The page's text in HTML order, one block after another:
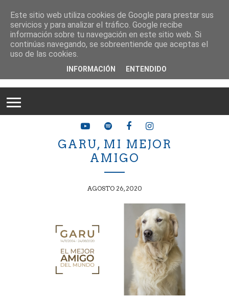
GARU, MI MEJOR
AMIGO
AGOSTO 26, 2020
Este sitio web utiliza cookies de Google para prestar sus
servicios y para analizar el tráfico. Google recibe
información sobre tu navegación en este sitio web. Si
continúas navegando, se sobreentiende que aceptas el
uso de las cookies.
INFORMACIÓN ENTENDIDO